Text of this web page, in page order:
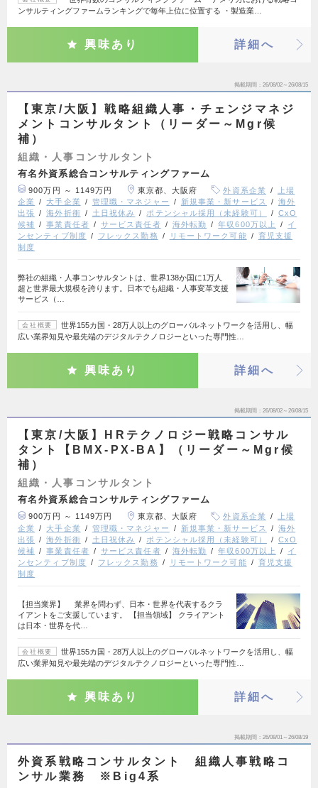
ンサルティングファームランキングで毎年上位に位置する ・製造業…
興味あり 詳細へ
掲載期間 26/08/02～26/08/15
【東京/大阪】戦略組織人事・チェンジマネジ
メントコンサルタント（リーダー～Mgr候
補）
組織・人事コンサルタント
有名外資系総合コンサルティングファーム
900万円 ～ 1149万円 東京都、大阪府 外資系企業
上場
企業
大手企業 管理職・マネジャー 新規事業・新サービス
海外
出張
海外折衝 土日祝休み ポテンシャル採用（未経験可）
CxO
候補
事業責任者 サービス責任者 海外転勤 年収600万以上
イ
ンセンティブ制度
フレックス勤務 リモートワーク可能
育児支援
制度
弊社の組織・人事コンサルタントは、世界138か国に1万人
超と世界最大規模を誇ります。日本でも組織・人事変革支援
サービス（…
会社概要
世界155カ国・28万人以上のグローバルネットワークを活用し、幅
広い業界知見や最先端のデジタルテクノロジーといった専門性…
興味あり 詳細へ
掲載期間 26/08/02～26/08/15
【東京/大阪】HRテクノロジー戦略コンサル
タント【BMX-PX-BA】（リーダー～Mgr候
補）
組織・人事コンサルタント
有名外資系総合コンサルティングファーム
900万円 ～ 1149万円 東京都、大阪府 外資系企業
上場
企業
大手企業 管理職・マネジャー 新規事業・新サービス
海外
出張
海外折衝 土日祝休み ポテンシャル採用（未経験可）
CxO
候補
事業責任者 サービス責任者 海外転勤 年収600万以上
イ
ンセンティブ制度
フレックス勤務 リモートワーク可能
育児支援
制度
【担当業界】 業界を問わず、日本・世界を代表するクラ
イアントをご支援しています。 【担当領域】 クライアント
は日本・世界を代…
会社概要
世界155カ国・28万人以上のグローバルネットワークを活用し、幅
広い業界知見や最先端のデジタルテクノロジーといった専門性…
興味あり 詳細へ
掲載期間 26/08/01～26/08/19
外資系戦略コンサルタント 組織人事戦略コ
ンサル業務 ※Big4系